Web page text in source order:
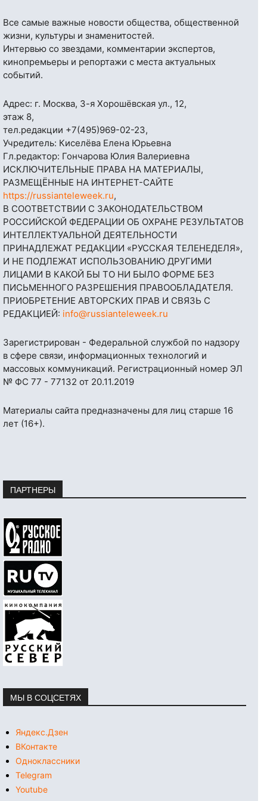
Все самые важные новости общества, общественной
жизни, культуры и знаменитостей.
Интервью со звездами, комментарии экспертов,
кинопремьеры и репортажи с места актуальных
событий.
Адрес: г. Москва, 3-я Хорошёвская ул., 12,
этаж 8,
тел.редакции +7(495)969-02-23,
Учредитель: Киселёва Елена Юрьевна
Гл.редактор: Гончарова Юлия Валериевна
ИСКЛЮЧИТЕЛЬНЫЕ ПРАВА НА МАТЕРИАЛЫ,
РАЗМЕЩЁННЫЕ НА ИНТЕРНЕТ-САЙТЕ
https://russianteleweek.ru,
В СООТВЕТСТВИИ С ЗАКОНОДАТЕЛЬСТВОМ
РОССИЙСКОЙ ФЕДЕРАЦИИ ОБ ОХРАНЕ РЕЗУЛЬТАТОВ
ИНТЕЛЛЕКТУАЛЬНОЙ ДЕЯТЕЛЬНОСТИ
ПРИНАДЛЕЖАТ РЕДАКЦИИ «РУССКАЯ ТЕЛЕНЕДЕЛЯ»,
И НЕ ПОДЛЕЖАТ ИСПОЛЬЗОВАНИЮ ДРУГИМИ
ЛИЦАМИ В КАКОЙ БЫ ТО НИ БЫЛО ФОРМЕ БЕЗ
ПИСЬМЕННОГО РАЗРЕШЕНИЯ ПРАВООБЛАДАТЕЛЯ.
ПРИОБРЕТЕНИЕ АВТОРСКИХ ПРАВ И СВЯЗЬ С
РЕДАКЦИЕЙ: info@russianteleweek.ru
Зарегистрирован - Федеральной службой по надзору
в сфере связи, информационных технологий и
массовых коммуникаций. Регистрационный номер ЭЛ
№ ФС 77 - 77132 от 20.11.2019
Материалы сайта предназначены для лиц старше 16
лет (16+).
ПАРТНЕРЫ
МЫ В СОЦСЕТЯХ
Яндекс.Дзен
ВКонтакте
Одноклассники
Telegram
Youtube